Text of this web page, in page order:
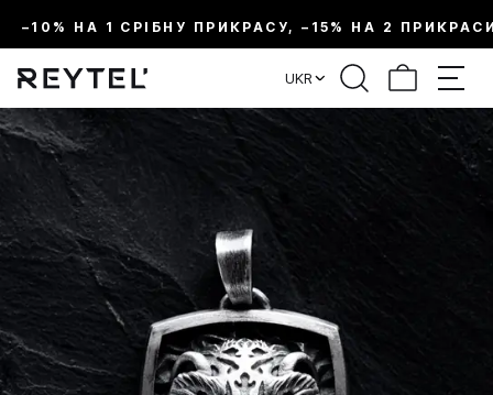
–10% НА 1 СРІБНУ ПРИКРАСУ, –15% НА 2
UKR